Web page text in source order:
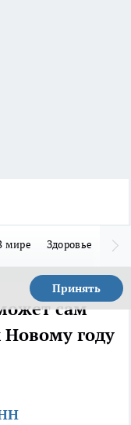
мире Здоровье
Принять
сам
Новому году